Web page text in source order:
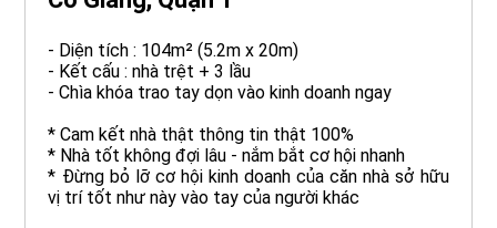
- Diện tích : 104m² (5.2m x 20m)
- Kết cấu : nhà trệt + 3 lầu
- Chìa khóa trao tay dọn vào kinh doanh ngay
* Cam kết nhà thật thông tin thật 100%
* Nhà tốt không đợi lâu - nắm bắt cơ hội nhanh
* Đừng bỏ lỡ cơ hội kinh doanh của căn nhà sở hữu
vị trí tốt như này vào tay của người khác